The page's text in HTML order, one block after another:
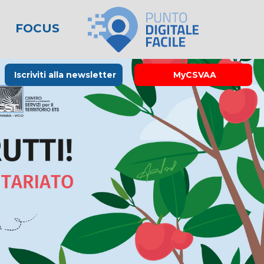
FOCUS
Rubrica La Stampa
Links utili
Iscriviti alla newsletter MyCSVAA